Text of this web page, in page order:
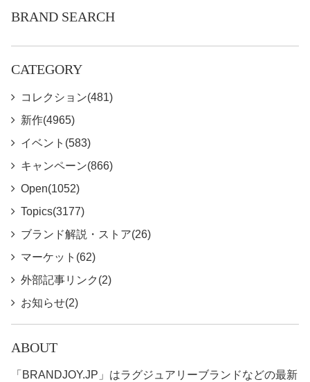
BRAND SEARCH
CATEGORY
コレクション(481)
新作(4965)
イベント(583)
キャンペーン(866)
Open(1052)
Topics(3177)
ブランド解説・ストア(26)
マーケット(62)
外部記事リンク(2)
お知らせ(2)
ABOUT
「BRANDJOY.JP」はラグジュアリーブランドなどの最新